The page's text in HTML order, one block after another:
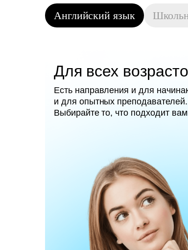
Английский язык
Для всех
Есть направления и для
и для опытных преподавателей.
Выбирайте то, что подходит вам